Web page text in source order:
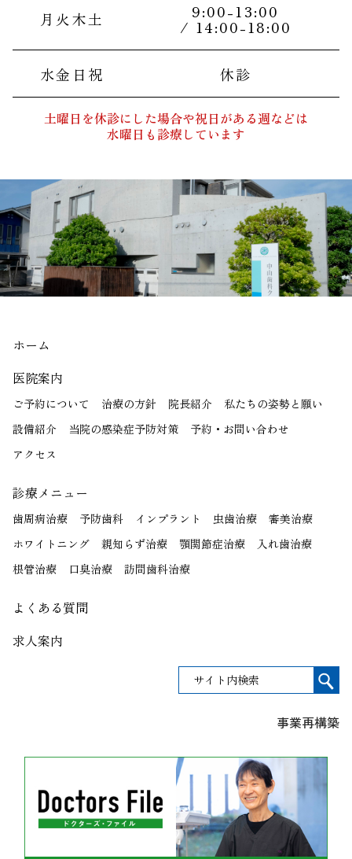
月火木土 9:00-13:00
/ 14:00-18:00
水金日祝 休診
土曜日を休診にした場合や祝日がある週などは
水曜日も診療しています
ホーム
医院案内
ご予約について 治療の方針 院長紹介
私たちの姿勢と願い
設備紹介
当院の感染症予防対策
予約・お問い合わせ
アクセス
診療メニュー
歯周病治療 予防歯科 インプラント 虫歯治療
審美治療
ホワイトニング
親知らず治療 顎関節症治療
入れ歯治療
根管治療
口臭治療 訪問歯科治療
よくある質問
求人案内
事業再構築